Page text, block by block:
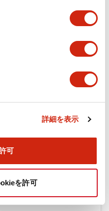
詳細を表示
可
を許可
技術文書